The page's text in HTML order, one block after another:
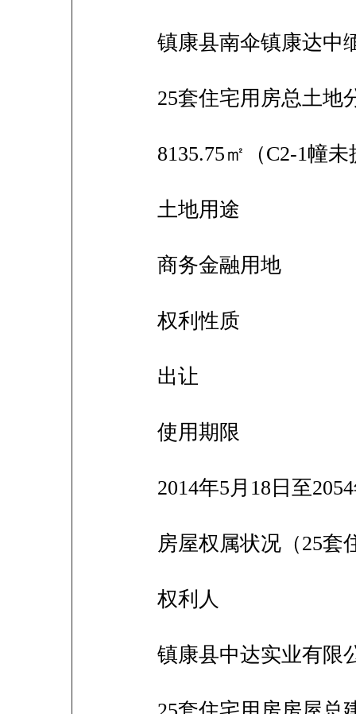
镇康县南伞镇康达中
25套住宅用房总土地
8135.75㎡（C2-1幢
土地用途
商务金融用地
权利性质
出让
使用期限
2014年5月18日至
房屋权属状况（25套
权利人
镇康县中达实业有限